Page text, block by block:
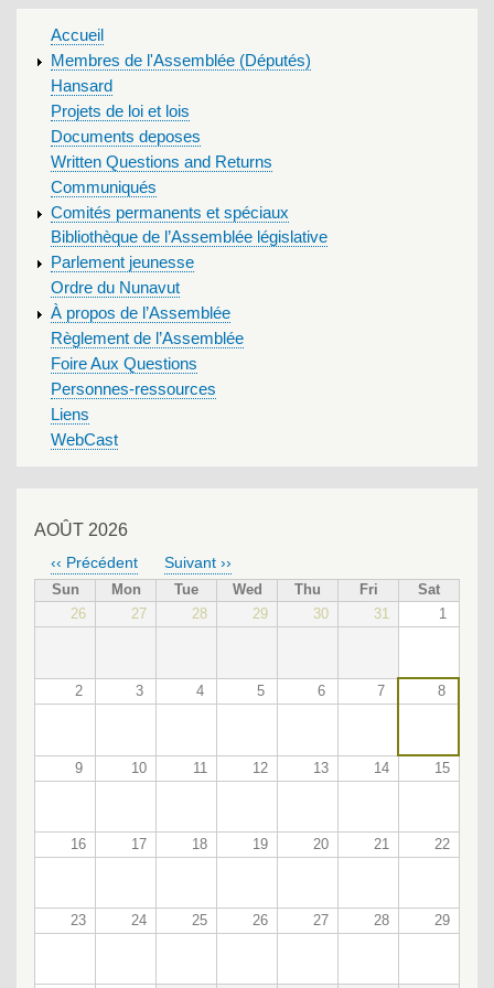
MAIN
MENU
Accueil
Membres de l'Assemblée (Députés)
Hansard
Projets de loi et lois
Documents deposes
Written Questions and Returns
Communiqués
Comités permanents et spéciaux
Bibliothèque de l’Assemblée législative
Parlement jeunesse
Ordre du Nunavut
À propos de l’Assemblée
Règlement de l’Assemblée
Foire Aux Questions
Personnes-ressources
Liens
WebCast
AOÛT 2026
PAGINATION
‹‹ Précédent Suivant ››
Sun Mon Tue Wed Thu Fri
Sat
26
27 28 29 30 31 1
2 3 4 5 6 7 8
9 10 11 12 13 14 15
16 17 18 19 20 21 22
23 24 25 26 27 28 29